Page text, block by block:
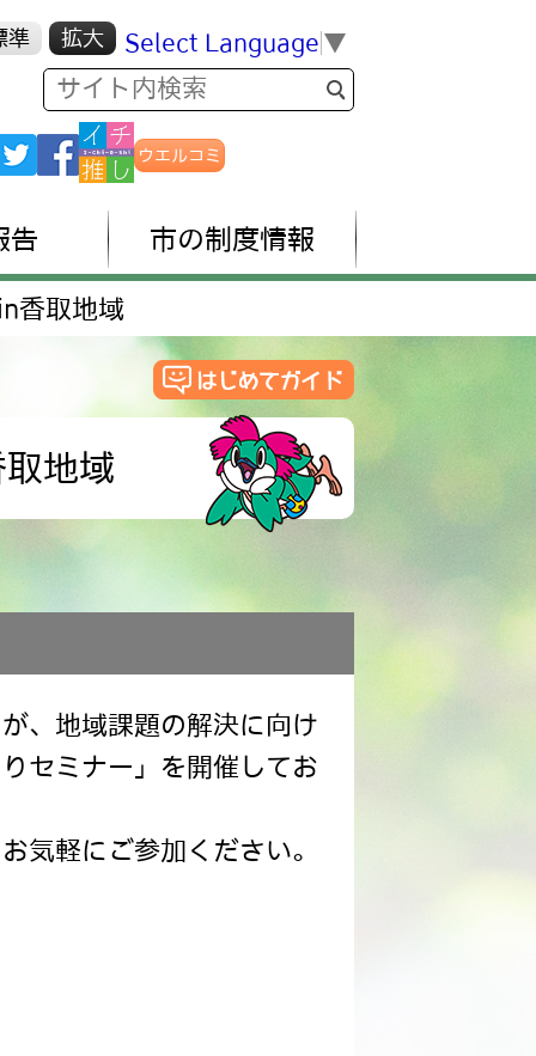
準 拡大 Select Language ▼
ウエルコミ
告 市の制度情報
香取地域
地域
、地域課題の解決に向け
セミナー」を開催してお
気軽にご参加ください。